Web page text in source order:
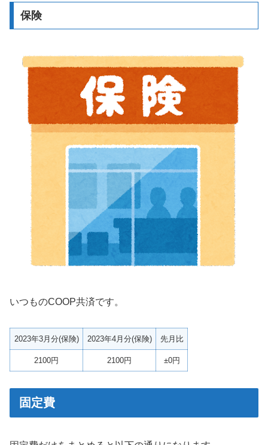
保険
いつものCOOP共済です。
2023年3月分(保険) 2023年4月分(保険) 先月比
2100円 2100円 ±0円
固定費